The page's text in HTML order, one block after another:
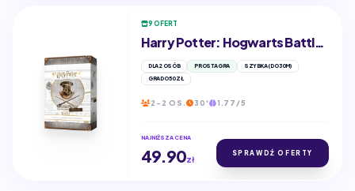
9 OFERT
Harry Potter: Hogwarts Battle - Obrona przed czarną magią
DLA 2 OSÓB PROSTA GRA
SZYBKA (DO 30M)
GRA DO 50 ZŁ
2-2 OS. 30' 1.77/5
NAJNIŻSZA CENA
49.90zł
SPRAWDŹ OFERTY